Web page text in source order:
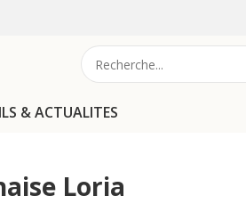
& ACTUALITES
Loria